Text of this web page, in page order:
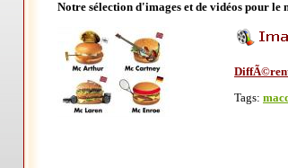
Notre sélection d'images et de vidéos pour le
Tags: